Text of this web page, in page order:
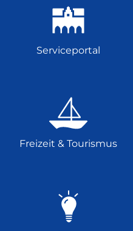
Serviceportal
Freizeit & Tourismus